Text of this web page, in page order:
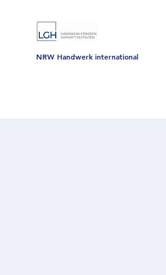
NRW Handwerk international